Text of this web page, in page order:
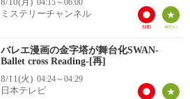
04:15～06:00
ミステリーチャンネル
バレエ漫画の金字塔が舞台化SWAN-
Ballet cross Reading-[再]
8/11(火) 04:24～04:29
日本テレビ